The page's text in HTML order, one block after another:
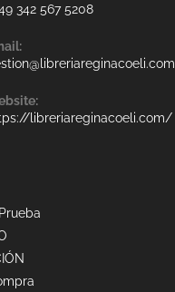
342 567 5208
libreriareginacoeli.com/